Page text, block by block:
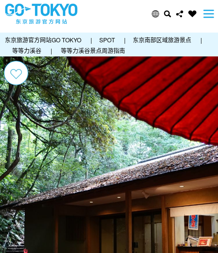
东京旅游官方网站GO TOKYO | SPOT | 东京南部区域旅游景点
|
等等力溪谷
| 等等力溪谷景点周游指南